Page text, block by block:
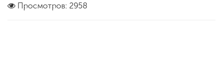
Просмотров: 2958